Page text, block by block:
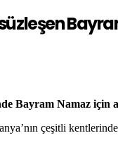
Bayram Namaz için
çeşitli